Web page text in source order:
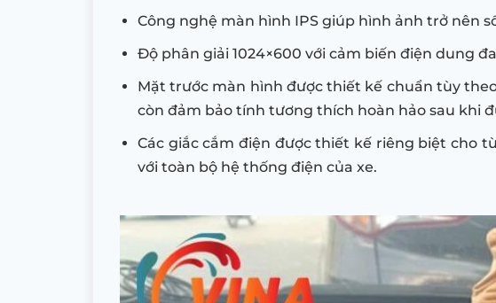
Công nghệ màn hình IPS giúp hình ảnh trở nên
Độ phân giải 1024×600 với cảm biến điện dung
Mặt trước màn hình được thiết kế chuẩn tùy
còn đảm bảo tính tương thích hoàn hảo sau khi
Các giắc cắm điện được thiết kế riêng biệt cho
với toàn bộ hệ thống điện của xe.